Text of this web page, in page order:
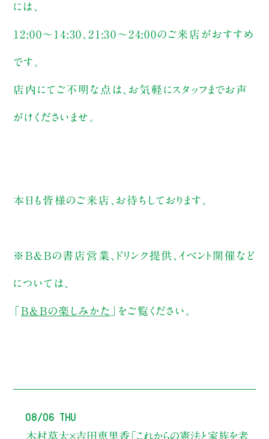
には、
12:00〜14:30、21:30〜24:00のご来店がおすすめ
です。
店内にてご不明な点は、お気軽にスタッフまでお声
がけくださいませ。
本日も皆様のご来店、お待ちしております。
※B&Bの書店営業、ドリンク提供、イベント開催など
については、
「B&Bの楽しみかた 」をご覧ください。
08/06 Thu
木村草太×吉田恵里香 「これからの憲法と家族を考